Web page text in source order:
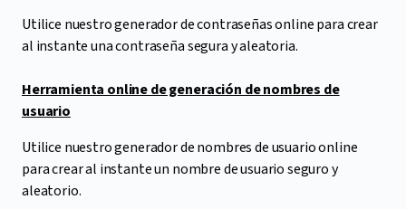
Utilice nuestro generador de contraseñas online para crear
al instante una contraseña segura y aleatoria.
Herramienta online de generación de nombres de
usuario
Utilice nuestro generador de nombres de usuario online
para crear al instante un nombre de usuario seguro y
aleatorio.